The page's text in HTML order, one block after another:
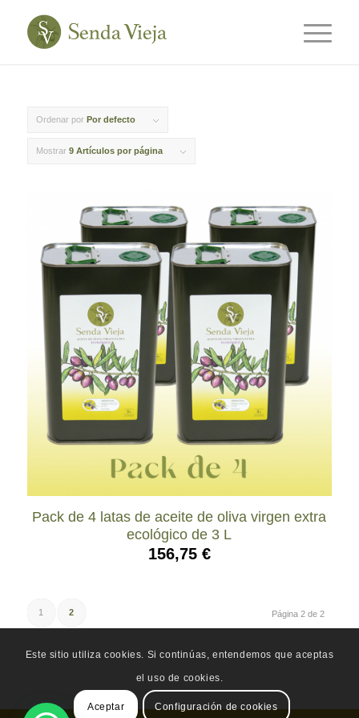
Ordenar por Por defecto
Mostrar 9 Artículos por página
Pack de 4 latas de aceite de oliva virgen extra
ecológico de 3 L
156,75 €
Página 2 de 2
1 2
Este sitio utiliza cookies. Si continúas, entendemos que aceptas
el uso de cookies.
Aceptar Configuración de cookies